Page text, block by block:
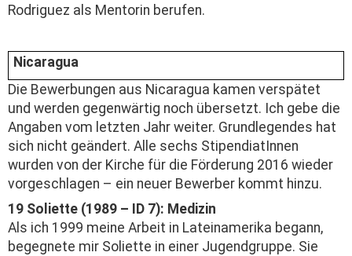
Rodriguez als Mentorin berufen.
Nicaragua
Die Bewerbungen aus Nicaragua kamen verspätet
und werden gegenwärtig noch übersetzt. Ich gebe die
Angaben vom letzten Jahr weiter. Grundlegendes hat
sich nicht geändert. Alle sechs StipendiatInnen
wurden von der Kirche für die Förderung 2016 wieder
vorgeschlagen – ein neuer Bewerber kommt hinzu.
19 Soliette (1989 – ID 7): Medizin
Als ich 1999 meine Arbeit in Lateinamerika begann,
begegnete mir Soliette in einer Jugend­gruppe. Sie